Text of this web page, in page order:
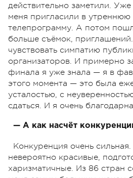
действительно заметили.
меня пригласили в утреннюю
телепрограмму. А потом
больше съёмок,
чувствовать симпатию
организаторов. И примерно
финала я уже знала — я в
этого момента — это была
усталостью, с
сдаться. И я очень
— А как насчёт
Конкуренция очень
невероятно красивые,
харизматичные. Из 86 стран